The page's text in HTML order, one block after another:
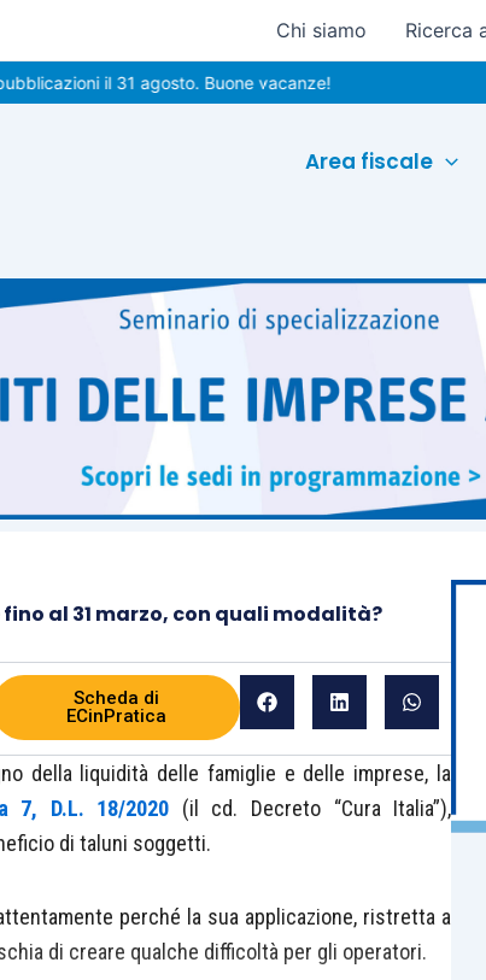
Chi siamo Ricerca
il 31 agosto. Buone vacanze!
Area fiscale
al 31 marzo, con quali modalità?
Scheda di
ECinPratica
della liquidità delle famiglie e delle imprese, la
7, D.L. 18/2020 (il cd. Decreto “Cura Italia”),
di taluni soggetti.
perché la sua applicazione, ristretta a
di creare qualche difficoltà per gli operatori.